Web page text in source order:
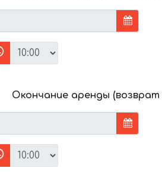
Окончание аренды